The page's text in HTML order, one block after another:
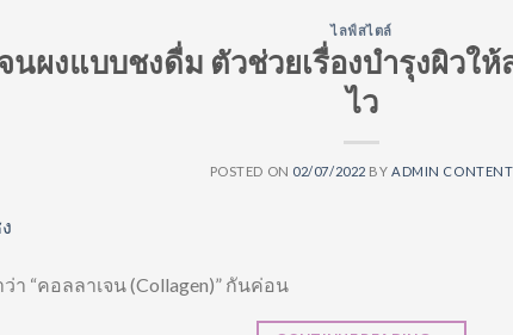
ไลฟ์สไตล์
นผงแบบชงดื่ม ตัวช่วยเรื่องบำรุงผิวใ
ไว
POSTED ON 02/07/2022 BYADMIN CONTENT
า “คอลลาเจน (Collagen)” กันค่อน